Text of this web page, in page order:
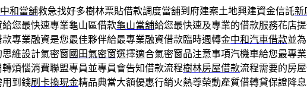
中和當舖救急找好多樹林票貼借款調度當舖到府建案土地興建資金信託新
您最快速專業龜山區借款龜山當舖給您最快速及專業的借款服務花店
款專業融資是您最佳夥伴給最專業融資借款臨時週轉金中和汽車借款並
維設計氣密窗 國田氣密窗選擇適合氣密窗品注意事項汽機車給您最專
煩惱消費聯盟專員並專員會告知借款流程樹林房屋借款流程需要的房
用到錢刷卡換現金精品典當大額優惠行銷火熱尊榮動產質借轉貸保證降